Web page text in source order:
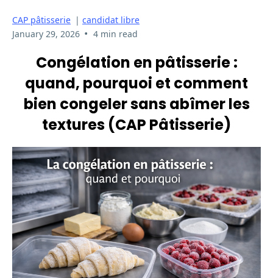
CAP pâtisserie | candidat libre
January 29, 2026 • 4 min read
Congélation en pâtisserie :
quand, pourquoi et comment
bien congeler sans abîmer les
textures (CAP Pâtisserie)